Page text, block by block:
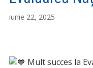
iunie 22, 2025
Mult succes la